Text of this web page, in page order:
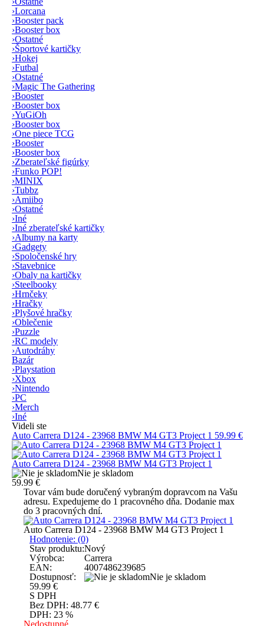
›Lorcana
›Booster pack
›Booster box
›Ostatné
›Športové kartičky
›Hokej
›Futbal
›Ostatné
›Magic The Gathering
›Booster
›Booster box
›YuGiOh
›Booster box
›One piece TCG
›Booster
›Booster box
›Zberateľské figúrky
›Funko POP!
›MINIX
›Tubbz
›Amiibo
›Ostatné
›Iné
›Iné zberateľské kartičky
›Albumy na karty
›Gadgety
›Spoločenské hry
›Stavebnice
›Obaly na kartičky
›Steelbooky
›Hrnčeky
›Hračky
›Plyšové hračky
›Oblečenie
›Puzzle
›RC modely
›Autodráhy
Bazár
›Playstation
›Xbox
›Nintendo
›PC
›Merch
›Iné
Videli ste
Auto Carrera D124 - 23968 BMW M4 GT3 Project 1 59.99 €
Auto Carrera D124 - 23968 BMW M4 GT3 Project 1
Nie je skladom
59.99 €
Tovar vám bude doručený vybraným dopravcom na Vašu
adresu. Expedujeme do 1 pracovného dňa. Dodanie max
do 3 pracovných dní.
Auto Carrera D124 - 23968 BMW M4 GT3 Project 1
Hodnotenie: (0)
Stav produktu:Nový
Výrobca:
Carrera
EAN:
4007486239685
Dostupnosť:
Nie je skladom
59.99 €
S DPH
Bez DPH: 48.77 €
DPH: 23 %
Nedostupné